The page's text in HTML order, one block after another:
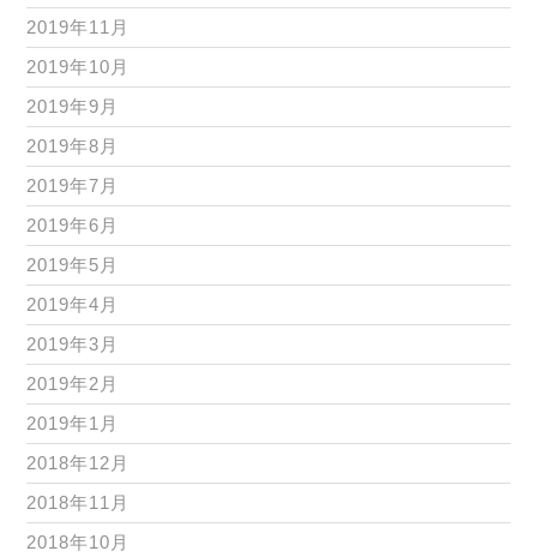
2019年11月
2019年10月
2019年9月
2019年8月
2019年7月
2019年6月
2019年5月
2019年4月
2019年3月
2019年2月
2019年1月
2018年12月
2018年11月
2018年10月